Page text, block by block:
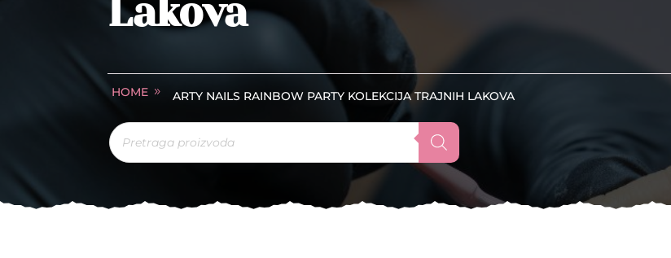
Lakova
HOME ARTY NAILS RAINBOW PARTY KOLEKCIJA TRAJNIH LAKOVA
Products
search